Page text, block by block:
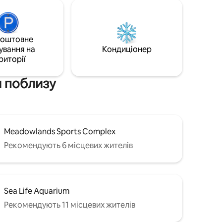
перегони в Медоулендсі - 10 хвилин.
Автобусна зупинка NJ Transit до Нью-
Йорка знаходиться всього в 7 хвилинах
ходьби від будинку.
на
Кондиціонер
поблизу
Meadowlands Sports Complex
Рекомендують 6 місцевих жителів
Sea Life Aquarium
Рекомендують 11 місцевих жителів